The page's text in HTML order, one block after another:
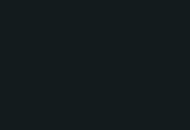
Où
des raies